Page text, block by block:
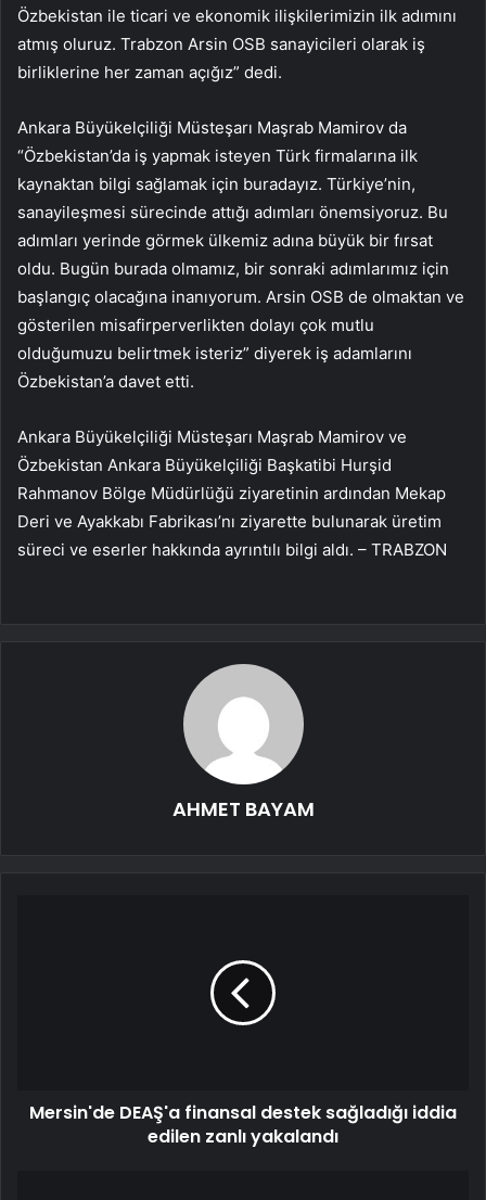
Özbekistan ile ticari ve ekonomik ilişkilerimizin ilk adımını
atmış oluruz. Trabzon Arsin OSB sanayicileri olarak iş
birliklerine her zaman açığız” dedi.
Ankara Büyükelçiliği Müsteşarı Maşrab Mamirov da
“Özbekistan’da iş yapmak isteyen Türk firmalarına ilk
kaynaktan bilgi sağlamak için buradayız. Türkiye’nin,
sanayileşmesi sürecinde attığı adımları önemsiyoruz. Bu
adımları yerinde görmek ülkemiz adına büyük bir fırsat
oldu. Bugün burada olmamız, bir sonraki adımlarımız için
başlangıç olacağına inanıyorum. Arsin OSB de olmaktan ve
gösterilen misafirperverlikten dolayı çok mutlu
olduğumuzu belirtmek isteriz” diyerek iş adamlarını
Özbekistan’a davet etti.
Ankara Büyükelçiliği Müsteşarı Maşrab Mamirov ve
Özbekistan Ankara Büyükelçiliği Başkatibi Hurşid
Rahmanov Bölge Müdürlüğü ziyaretinin ardından Mekap
Deri ve Ayakkabı Fabrikası’nı ziyarette bulunarak üretim
süreci ve eserler hakkında ayrıntılı bilgi aldı. – TRABZON
AHMET BAYAM
Mersin'de DEAŞ'a finansal destek sağladığı iddia
edilen zanlı yakalandı